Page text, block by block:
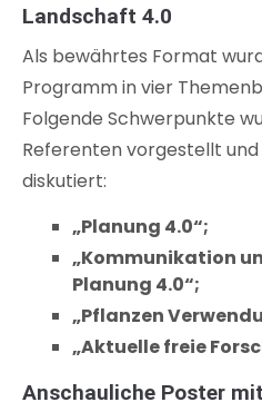
Landschaft 4.0
Als bewährtes Format
Programm in vier
Folgende Schwerpunkte
Referenten vorgestellt
diskutiert:
„Planung 4.0“;
„Kommunikation
Planung 4.0“;
„Pflanzen
„Aktuelle freie
Anschauliche Poster